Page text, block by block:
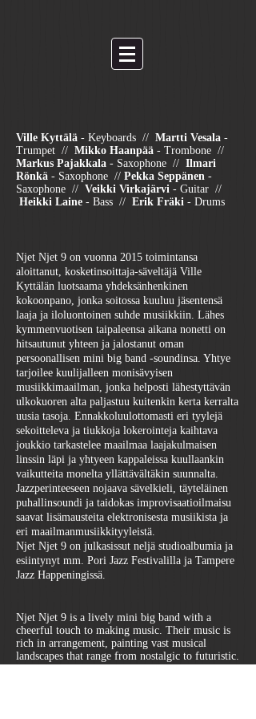
Ville Kyttälä - Keyboards // Martti Vesala -
Trumpet // Mikko Haanpää - Trombone //
Markus Pajakkala - Saxophone // Ilmari
Rönkä - Saxophone // Pekka Seppänen -
Saxophone // Veikki Virkajärvi - Guitar //
Heikki Laine - Bass // Erik Fräki - Drums
Njet Njet 9 on vuonna 2015 toimintansa
aloittanut, kosketinsoittaja-säveltäjä Ville
Kyttälän luotsaama yhdeksänhenkinen
kokoonpano, jonka soitossa kuuluu jäsentensä
laaja ja iloluontoinen suhde musiikkiin. Lähes
kymmenvuotisen taipaleensa aikana nonetti on
hitsautunut yhteen ja jalostanut oman
persoonallisen mini big band -soundinsa. Yhtye
tarjoilee kuulijalleen monisävyisen
musiikkimaailman, jonka helposti lähestyttävän
ulkokuoren alta paljastuu kuitenkin kerta kerralta
uusia tasoja. Ennakkoluulottomasti eri tyylejä
sekoitteleva ja tiukkoja lokerointeja kaihtava
joukkio tarkastelee maailmaa laajakulmaisen
linssin läpi ja yhtyeen kappaleissa kuullaankin
vaikutteita monelta yllättävältäkin suunnalta.
Jazzperinteeseen nojaava sävelkieli, täyteläinen
puhallinsoundi ja taidokas improvisaatioilmaisu
saavat lisämausteita elektronisesta musiikista ja
eri maailmanmusiikkityyleistä.
Njet Njet 9 on julkasissut neljä studioalbumia ja
esiintynyt mm. Pori Jazz Festivalilla ja Tampere
Jazz Happeningissä.
Njet Njet 9 is a lively mini big band with a
cheerful touch to making music. Their music is
rich in arrangement, painting vast musical
landscapes that range from nostalgic to futuristic.